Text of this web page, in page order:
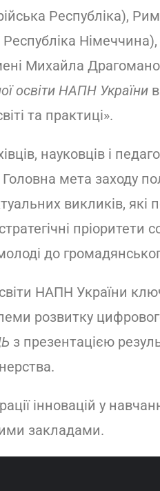
Республіка),
Німеччина),
Михайла
освіти НАПН України
та практиці».
науковців і
Головна мета заходу
викликів,
пріоритети
до
НАПН України
розвитку
з презентацією
інновацій у
закладами.